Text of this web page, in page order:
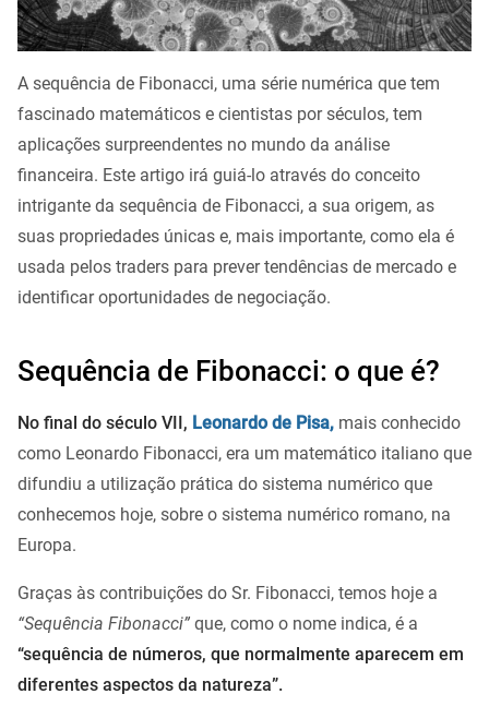
A sequência de Fibonacci, uma série numérica que tem
fascinado matemáticos e cientistas por séculos, tem
aplicações surpreendentes no mundo da análise
financeira. Este artigo irá guiá-lo através do conceito
intrigante da sequência de Fibonacci, a sua origem, as
suas propriedades únicas e, mais importante, como ela é
usada pelos traders para prever tendências de mercado e
identificar oportunidades de negociação.
Sequência de Fibonacci: o que é?
No final do século VII, Leonardo de Pisa, mais conhecido
como Leonardo Fibonacci, era um matemático italiano que
difundiu a utilização prática do sistema numérico que
conhecemos hoje, sobre o sistema numérico romano, na
Europa.
Graças às contribuições do Sr. Fibonacci, temos hoje a
“Sequência Fibonacci” que, como o nome indica, é a
“sequência de números, que normalmente aparecem em
diferentes aspectos da natureza”.